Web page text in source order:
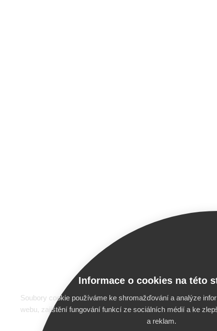
Informace o cookies na této
Soubory cookie používáme ke shromažďování a analýze
webu, zajištění fungování funkcí ze sociálních médií a ke
a reklam.